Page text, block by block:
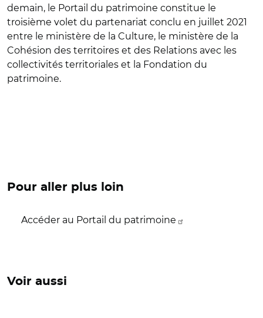
demain, le Portail du patrimoine constitue le
troisième volet du partenariat conclu en juillet 2021
entre le ministère de la Culture, le ministère de la
Cohésion des territoires et des Relations avec les
collectivités territoriales et la Fondation du
patrimoine.
Pour aller plus loin
Accéder au Portail du patrimoine
Voir aussi